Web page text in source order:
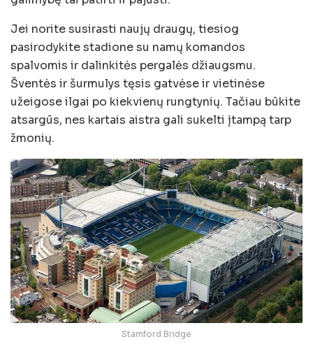
Jei norite susirasti naujų draugų, tiesiog
pasirodykite stadione su namų komandos
spalvomis ir dalinkitės pergalės džiaugsmu.
Šventės ir šurmulys tęsis gatvėse ir vietinėse
užeigose ilgai po kiekvienų rungtynių. Tačiau būkite
atsargūs, nes kartais aistra gali sukelti įtampą tarp
žmonių.
Stamford Bridge